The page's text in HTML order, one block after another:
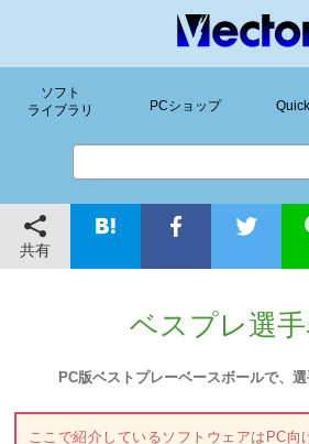
ソフト
ライブラリ
PCショップ
共有
ベスプレ選
PC版ベストプレーベースボールで、
ここで紹介しているソフトウェアはPC向